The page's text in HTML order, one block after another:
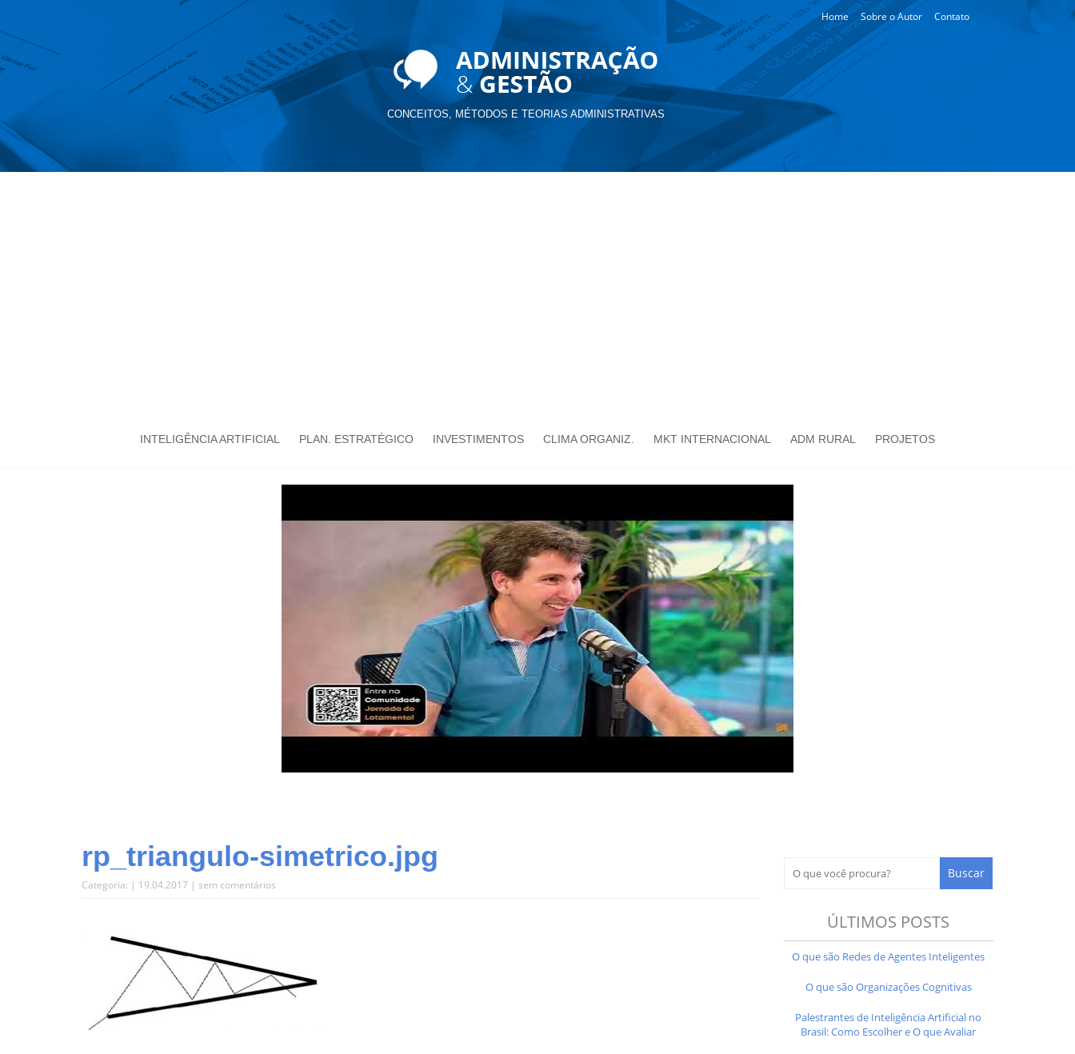
Home Sobre o Autor Contato
CONCEITOS, MÉTODOS E TEORIAS ADMINISTRATIVAS
INTELIGÊNCIA ARTIFICIAL PLAN. ESTRATÉGICO INVESTIMENTOS CLIMA ORGANIZ. MKT INTERNACIONAL ADM RURAL PROJETOS
rp_triangulo-simetrico.jpg
Categoria: | 19.04.2017 | sem comentários
ÚLTIMOS POSTS
O que são Redes de Agentes Inteligentes
O que são Organizações Cognitivas
Palestrantes de Inteligência Artificial no
Brasil: Como Escolher e O que Avaliar